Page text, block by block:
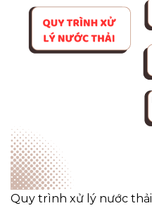
Quy trình xử lý nước thải